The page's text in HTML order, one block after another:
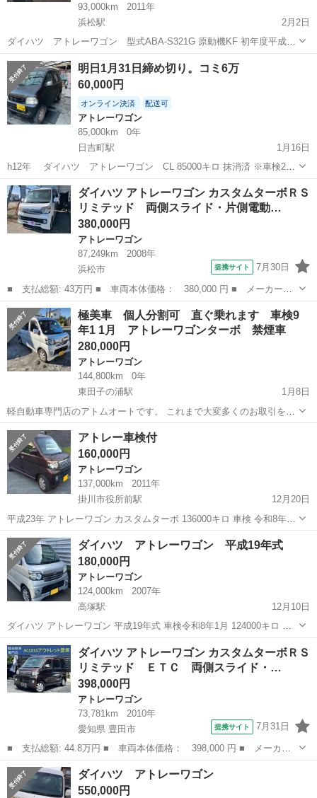
93,000km
2011年
浜松駅
2月2日
ダイハツ アトレーワゴン 型式ABA-S321G 原動機KF 初年度平成23
年1月 車検R9／4／7 走行距離93000 半年前にバッテリー交換 同時
にエアコンも突然効かなくなったのでディーラーで修理、修理費15万
かかりまし...
静岡 浜松市 浜松駅 アトレーワゴン 車両
明日1月31日締め切り。コミ6万
60,000円
オンライン決済 配送可
アトレーワゴン
85,000km
0年
日吉町駅
1月16日
h12年 ダイハツ アトレーワゴン CL 85000キロ 抹消済 ※車検2年
希望の方は別途車検代8万 重量税、自賠責、代行費用、車検整備、印
紙、登録費用 タイヤ７部以上あります HDDナビ、ETC コラム3AT ...
静岡 静岡市 日吉町駅 アトレーワゴン マッドブラック
ダイハツ アトレーワゴン カスタムターボＲＳ
リミテッド 両側スライド・片側電動…
380,000円
アトレーワゴン
87,249km
2008年
浜松市
提携サイト 7月30日
■ 支払総額: 43万円 ■ 車両本体価格： 380,000 円 ■ メーカー
名： ダイハツ ■ 車種名： アトレーワゴン ■ グレード名： カ
スタムターボＲＳリミテッド 両側スライド・片側電動 ＨＩＤ キ
ーレスエントリー...
静岡 浜松市 アトレーワゴン
極美車 個人分割可 直ぐ乗れます 車検9
年1 1月 アトレーワゴンターボ 禁煙車
280,000円
アトレーワゴン
144,800km
0年
東田子の浦駅
1月8日
軽自動車専門店のアトムオートです。 これまで大変多くのお取引をし
てますが、携帯の機種変更をしましたらアカウントの引き継ぎが出来
ず新規になってしまいました。 お気軽にお問い合わせ下さい😊
尚、イタズラや冷やかしが多いので、...
静岡 沼津市 東田子の浦駅
アトレー車検付
160,000円
アトレーワゴン
137,000km
2011年
掛川市役所前駅
12月20日
平成23年 アトレーワゴン カスタムターボ 136000キロ 車検 令和8年9
月 えんじ色？茶色？ 内外装はキレイなほうだとは思いますが、それな
りに傷もあり、年式相応です。 現在仕事、通勤で毎日使用してます。
オイル交換し...
静岡 島田市 掛川市役所前駅 アトレーワゴン アトレー
ダイハツ アトレーワゴン 平成19年式
180,000円
アトレーワゴン
124,000km
2007年
高塚駅
12月10日
ダイハツ アトレーワゴン 平成19年式 車検令和8年1月 124000キロ 普
段使用してるので多少距離伸びます 走行中不具合ありませんが現車確
認後納得の上ご購入ください 購入後のキャンセル、クレーム一切受け
付けません 別途リ...
静岡 浜松市 高塚駅 アトレーワゴン 預かり金
ダイハツ アトレーワゴン カスタムターボＲＳ
リミテッド ＥＴＣ 両側スライド・…
398,000円
アトレーワゴン
73,781km
2010年
愛知県 豊田市
提携サイト 7月31日
■ 支払総額: 44.8万円 ■ 車両本体価格： 398,000 円 ■ メーカー
名： ダイハツ ■ 車種名： アトレーワゴン ■ グレード名： カ
スタムターボＲＳリミテッド ＥＴＣ 両側スライド・片側電動 ナ
ビ ＴＶ Ｈ...
愛知 豊田市 アトレーワゴン
ダイハツ アトレーワゴン
550,000円